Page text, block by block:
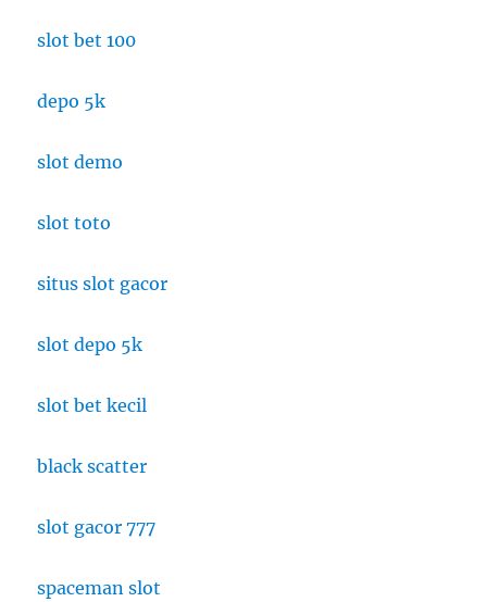
slot bet 100
depo 5k
slot demo
slot toto
situs slot gacor
slot depo 5k
slot bet kecil
black scatter
slot gacor 777
spaceman slot